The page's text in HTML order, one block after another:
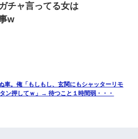
チャ言ってる女は
w
車。俺「もしもし、玄関にもシャッターリモ
ン押してｗ」→ 待つこと１時間弱・・・